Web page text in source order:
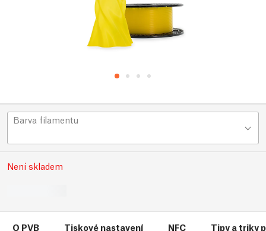
Barva filamentu
Není skladem
O PVB Tiskové nastavení NFC Tipy a triky